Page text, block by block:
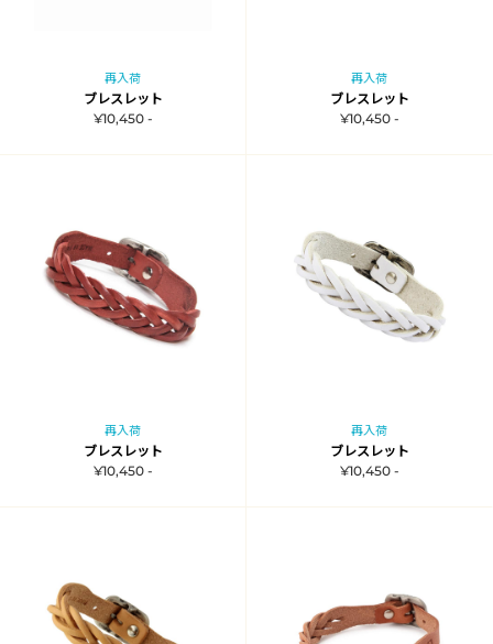
再入荷
ブレスレット
¥10,450 -
再入荷
ブレスレット
¥10,450 -
再入荷
ブレスレット
¥10,450 -
再入荷
ブレスレット
¥10,450 -